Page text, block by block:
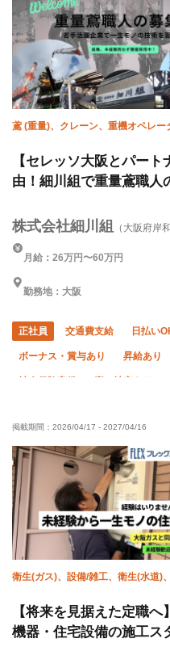
鳶 (重量)、クレーン、重機オペレ
【セレッソ大阪とパー
由！細川組で重量鳶職人
株式会社細川組 （大阪府岸
月給：26万円〜60万円
勤務地：大阪
正社員 交通費支給 日払い
ボーナス・賞与あり 昇給あり
WワークOK 禁煙・分煙
有資格者優遇 50代以上活躍中
土日休み 夏季休暇 年末年
転勤なし
掲載期間： 2026/04/17 - 2027/04/16
衛生(ガス)、設備/雑工、衛生(水道)
【将来を見据えた定職
機器・住宅設備の施工ス